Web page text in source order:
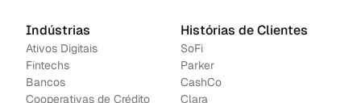
Indústrias
Ativos Digitais
Fintechs
Bancos
Cooperativas de Crédito
Histórias de Clientes
SoFi
Parker
CashCo
Clara